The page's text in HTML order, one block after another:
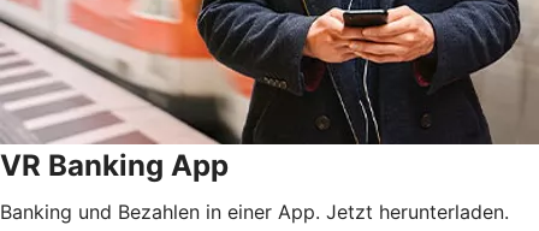
VR Banking App
Banking und Bezahlen in einer App. Jetzt herunterladen.